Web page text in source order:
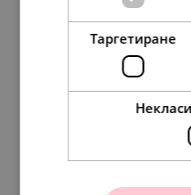
Таргетиране